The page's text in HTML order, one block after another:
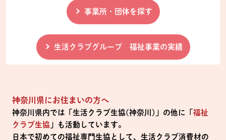
事業所・団体を探す
生活クラブグループ 福祉事業の実績
神奈川県にお住まいの方へ
神奈川県内では「生活クラブ生協(神奈川)」の他に「福祉
クラブ生協 」も活動しています。
日本で初めての福祉専門生協として、生活クラブ消費材の